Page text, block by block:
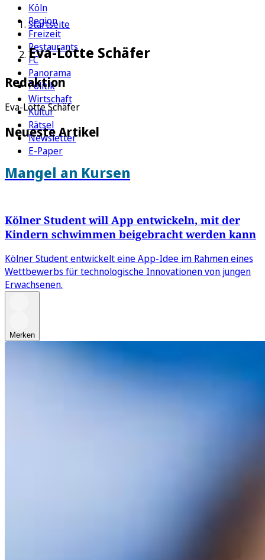
Köln
Region
Freizeit
Restaurants
FC
Panorama
Politik
Wirtschaft
Kultur
Rätsel
Newsletter
E-Paper
Startseite
Eva-Lotte Schäfer
Redaktion
Eva-Lotte Schäfer
Neueste Artikel
Mangel an Kursen
Kölner Student will App entwickeln, mit der
Kindern schwimmen beigebracht werden kann
Kölner Student entwickelt eine App-Idee im Rahmen eines
Wettbewerbs für technologische Innovationen von jungen
Erwachsenen.
Merken